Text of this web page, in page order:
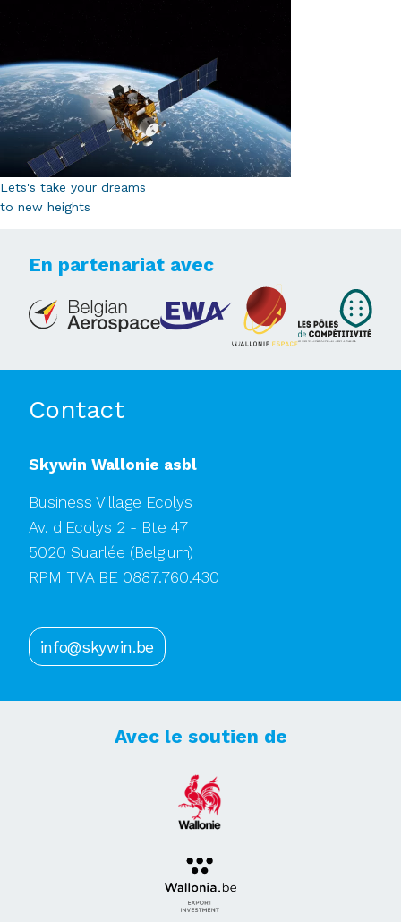
Lets's take your dreams
to new heights
En partenariat avec
Contact
Skywin Wallonie asbl
Business Village Ecolys
Av. d'Ecolys 2 - Bte 47
5020 Suarlée (Belgium)
RPM TVA BE 0887.760.430
info@skywin.be
Avec le soutien de